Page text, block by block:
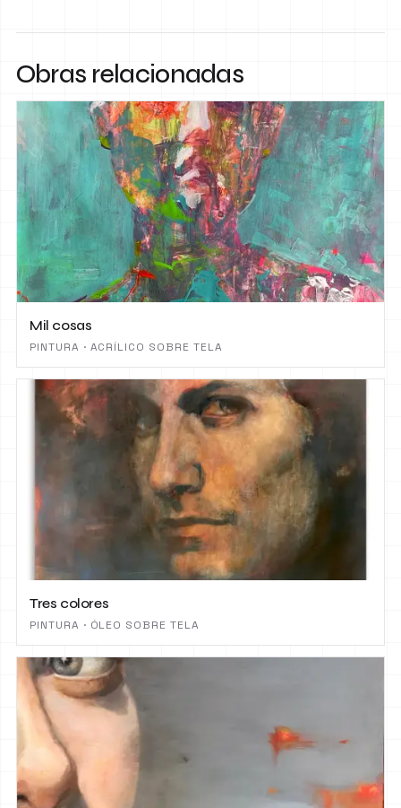
Obras relacionadas
Mil cosas
PINTURA · ACRÍLICO SOBRE TELA
Tres colores
PINTURA · ÓLEO SOBRE TELA